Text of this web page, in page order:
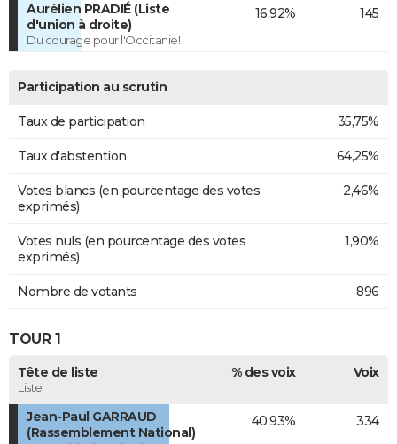
Aurélien PRADIÉ (Liste
d'union à droite)
Du courage pour l'Occitanie!
16,92% 145
Participation au scrutin
Taux de participation 35,75%
Taux d'abstention 64,25%
Votes blancs (en pourcentage des votes
exprimés)
2,46%
Votes nuls (en pourcentage des votes
exprimés)
1,90%
Nombre de votants 896
TOUR 1
Tête de liste
Liste
% des voix Voix
Jean-Paul GARRAUD
(Rassemblement National)
40,93% 334